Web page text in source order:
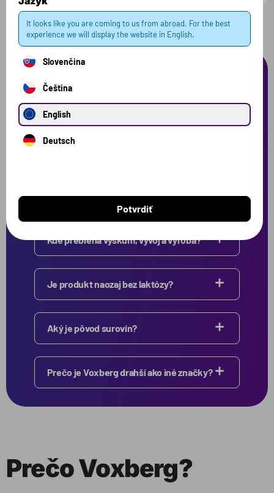
Často kladené
otázky
Kde prebieha výskum, vývoj a výroba?
Je produkt naozaj bez laktózy?
Aký je pôvod surovín?
Prečo je Voxberg drahší ako iné značky?
Prečo Voxberg?
It looks like you are coming to us from abroad. For the best
experience we will display the website in English.
Slovenčina
Čeština
English
Deutsch
Potvrdiť